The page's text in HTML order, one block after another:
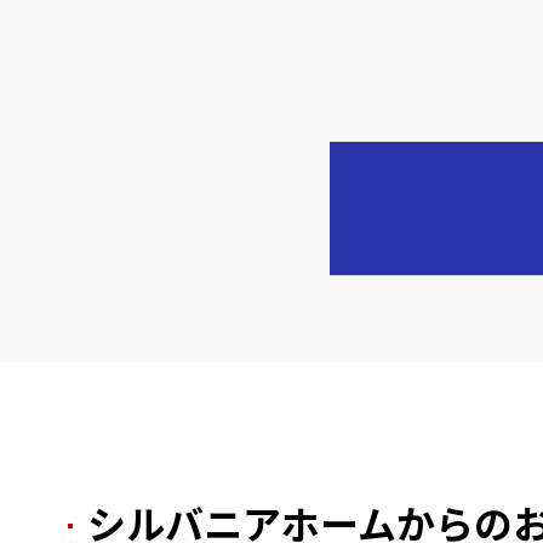
シルバニアホームからの